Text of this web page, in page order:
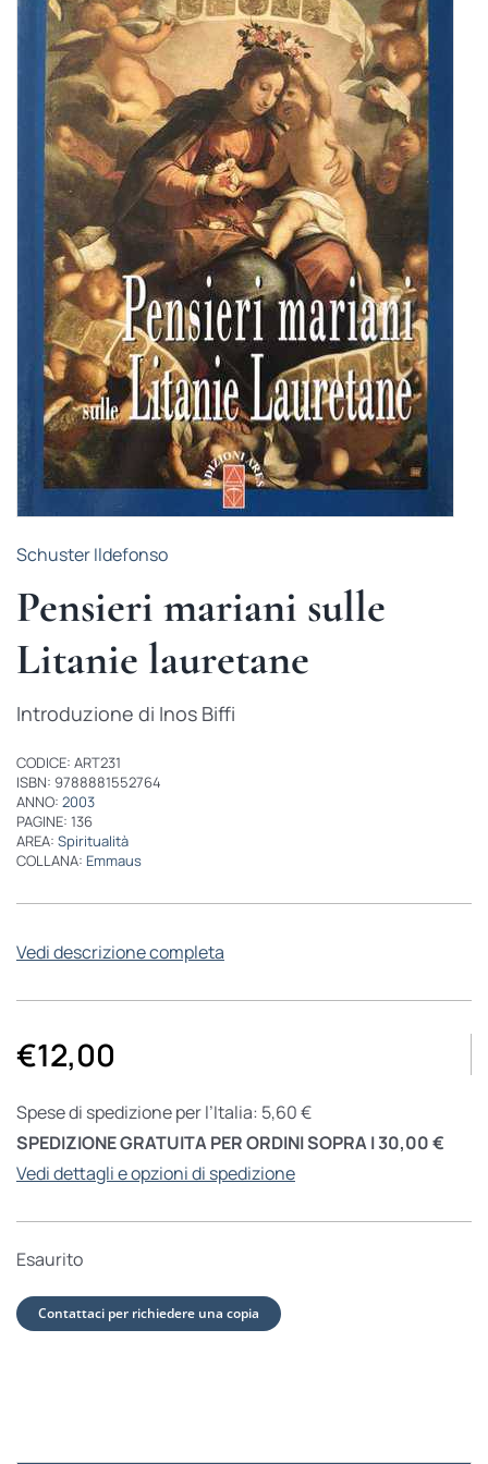
BIOGRAFIE
ATTUALITÀ
Schuster Ildefonso
Pensieri mariani sulle
Litanie lauretane
Introduzione di Inos Biffi
CODICE: ART231
ISBN: 9788881552764
ANNO: 2003
PAGINE: 136
AREA: Spiritualità
COLLANA: Emmaus
Vedi descrizione completa
€12,00
Spese di spedizione per l’Italia: 5,60 €
SPEDIZIONE GRATUITA PER ORDINI SOPRA I 30,00 €
Vedi dettagli e opzioni di spedizione
Esaurito
Contattaci per richiedere una copia